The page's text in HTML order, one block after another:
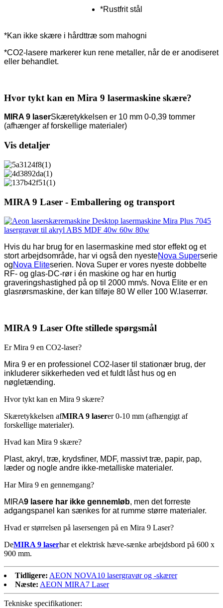
*Rustfrit stål
*Kan ikke skære i hårdttræ som mahogni
*CO2-lasere markerer kun rene metaller, når de er anodiseret
eller behandlet.
Hvor tykt kan en Mira 9 lasermaskine skære?
MIRA 9 laserSkæretykkelsen er 10 mm 0-0,39 tommer
(afhænger af forskellige materialer)
Vis detaljer
MIRA 9 Laser - Emballering og transport
Hvis du har brug for en lasermaskine med stor effekt og et
stort arbejdsområde, har vi også den nyesteNova Superserie
ogNova Eliteserien. Nova Super er vores nyeste dobbelte
RF- og glas-DC-rør i én maskine og har en hurtig
graveringshastighed på op til 2000 mm/s. Nova Elite er en
glasrørsmaskine, der kan tilføje 80 W eller 100 W. laserrør.
MIRA 9 Laser Ofte stillede spørgsmål
Er Mira 9 en CO2-laser?
Mira 9 er en professionel CO2-laser til stationær brug, der
inkluderer sikkerheden ved et fuldt låst hus og en
nøgletænding.
Hvor tykt kan en Mira 9 skære?
Skæretykkelsen afMIRA 9 laserer 0-10 mm (afhængigt af
forskellige materialer).
Hvad kan Mira 9 skære?
Plast, akryl, træ, krydsfiner, MDF, massivt træ, papir, pap,
læder og nogle andre ikke-metalliske materialer.
Har Mira 9 en gennemgang?
MIRA9 lasere har ikke gennemløb, men det forreste
adgangspanel kan sænkes for at rumme større materialer.
Hvad er størrelsen på lasersengen på en Mira 9 Laser?
DeMIRA 9 laserhar et elektrisk hæve-sænke arbejdsbord på 600 x
900 mm.
Tidligere: AEON NOVA10 lasergravør og -skærer
Næste: AEON MIRA7 Laser
Tekniske specifikationer: